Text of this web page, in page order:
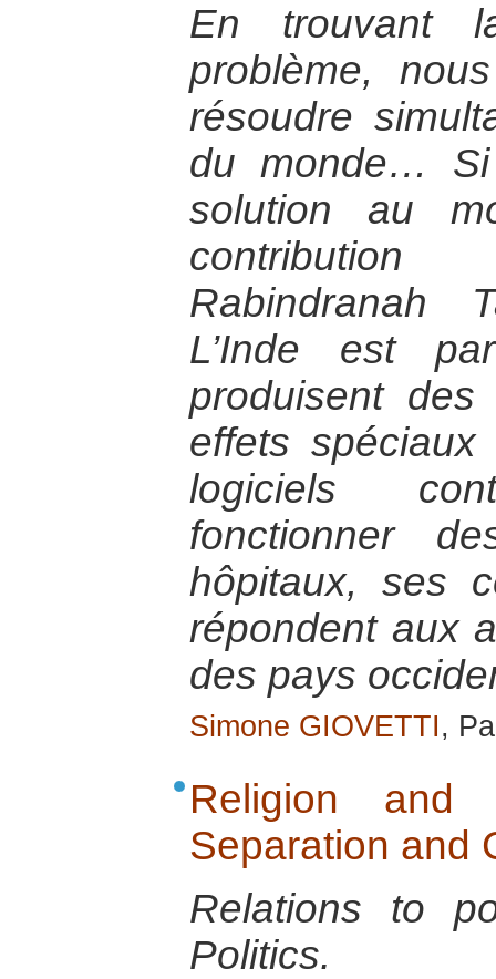
En trouvant
problème,
résoudre
du monde… Si
solution au
contribution
Rabindranah
L’Inde est
produisent
effets
logiciels
fonctionner
hôpitaux, ses
répondent aux
des pays
Simone GIOVETTI,
Religion and
Separation and
Relations to
Politics.